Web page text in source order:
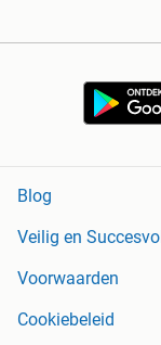
Blog
Veilig en Succesvol
Voorwaarden
Cookiebeleid